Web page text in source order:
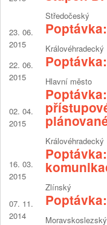
Středočeský
23. 06.
2015
Královéhradecký
22. 06.
2015
Hlavní město
02. 04.
2015
Královéhradecký
16. 03.
2015
Zlínský
07. 11.
2014
Moravskoslezský